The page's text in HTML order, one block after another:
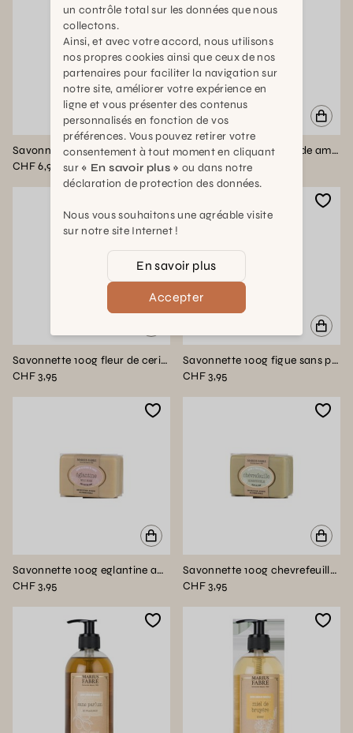
Savonnette 250g ecorces d'orange et cannelle sans palme BIEN ETRE
CHF 6,90
Savonnette 250g amande amere sans palme BIEN ETRE
CHF 6,90
Savonnette 100g fleur de cerisier et grenade sans palme BIEN ETRE
CHF 3,95
Savonnette 100g figue sans palme BIEN ETRE
CHF 3,95
Savonnette 100g eglantine au beurre de karité sans palme BIEN ETRE
CHF 3,95
Savonnette 100g chevrefeuille sans palme BIEN ETRE
CHF 3,95
un contrôle total sur les données que nous
collectons.
Ainsi, et avec votre accord, nous utilisons
nos propres cookies ainsi que ceux de nos
partenaires pour faciliter la navigation sur
notre site, améliorer votre expérience en
ligne et vous présenter des contenus
personnalisés en fonction de vos
préférences. Vous pouvez retirer votre
consentement à tout moment en cliquant
sur « En savoir plus » ou dans notre
déclaration de protection des données.
Nous vous souhaitons une agréable visite
sur notre site Internet !
En savoir plus
Accepter